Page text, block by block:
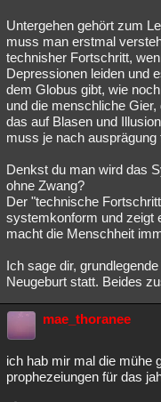
Untergehen gehört zum
muss man erstmal
technisher Fortschritt,
Depressionen leiden und
dem Globus gibt, wie
und die menschliche
das auf Blasen und
muss je nach
Denkst du man wird das
ohne Zwang?
Der "technische
systemkonform und zeigt
macht die Menschheit
Ich sage dir,
Neugeburt statt. Beides
mae_thoranee
ich hab mir mal die mühe
prophezeiungen für das